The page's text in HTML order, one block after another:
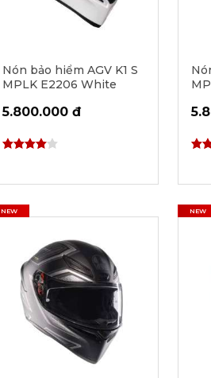
Nón bảo hiểm AGV K1 S
MPLK E2206 White
5.800.000 đ
NEW NEW